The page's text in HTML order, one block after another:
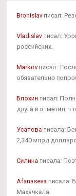
Bronislav писал:
Vladislav писал:
российских.
Markov писал:
обязательно
Блохин писал:
друга и отметил,
Усатова писала:
2,340 млрд
Силина писала:
Afanaseva писала:
Махачкала.